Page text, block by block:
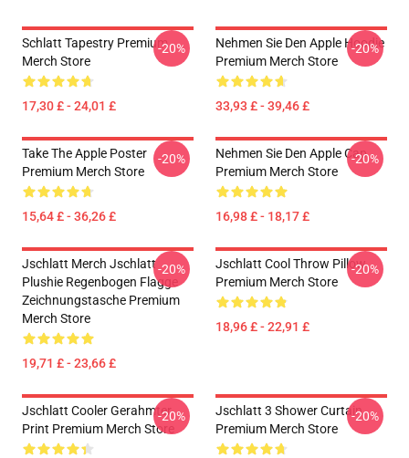
Schlatt Tapestry Premium
Merch Store
17,30 £ - 24,01 £
-20%
Nehmen Sie Den Apple Hoodie
Premium Merch Store
33,93 £ - 39,46 £
-20%
Take The Apple Poster
Premium Merch Store
15,64 £ - 36,26 £
-20%
Nehmen Sie Den Apple Cap
Premium Merch Store
16,98 £ - 18,17 £
-20%
Jschlatt Merch Jschlatt
Plushie Regenbogen Flagge
Zeichnungstasche Premium
Merch Store
19,71 £ - 23,66 £
-20%
Jschlatt Cool Throw Pillow
Premium Merch Store
18,96 £ - 22,91 £
-20%
Jschlatt Cooler Gerahmter
Print Premium Merch Store
-20%
Jschlatt 3 Shower Curtain
Premium Merch Store
-20%